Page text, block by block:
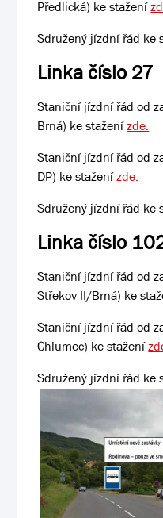
Předlická) ke stažení
Sdružený jízdní řád ke
Linka číslo 27
Staniční jízdní řád od
Brná) ke staženízde.
Staniční jízdní řád od
DP) ke staženízde.
Sdružený jízdní řád ke
Linka číslo
Staniční jízdní řád od
Střekov II/Brná) ke
Staniční jízdní řád od
Chlumec) ke stažení
Sdružený jízdní řád ke